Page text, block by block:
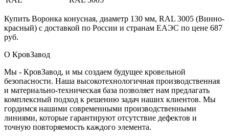
Купить Воронка конусная, диаметр 130 мм, RAL 3005 (Винно-
красный) с доставкой по России и странам ЕАЭС по цене 687
руб.
О КровЗавод
Мы - КровЗавод, и мы создаем будущее кровельной
безопасности. Наша высокотехнологичная производственная
и материально-техническая база позволяет нам предлагать
комплексный подход к решению задач наших клиентов. Мы
гордимся нашими современными производственными
линиями, которые гарантируют отсутствие дефектов и
точную повторяемость каждого элемента.